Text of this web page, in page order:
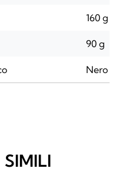
160 g
90 g
Nero